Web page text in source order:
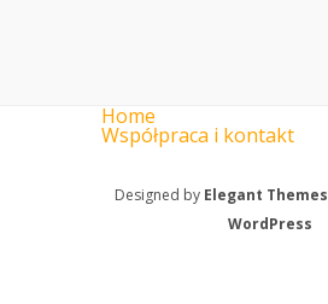
Home
Współpraca i kontakt
Designed by Elegant Themes
WordPress